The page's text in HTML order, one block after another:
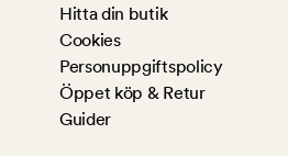
Hitta din butik
Cookies
Personuppgiftspolicy
Öppet köp & Retur
Guider